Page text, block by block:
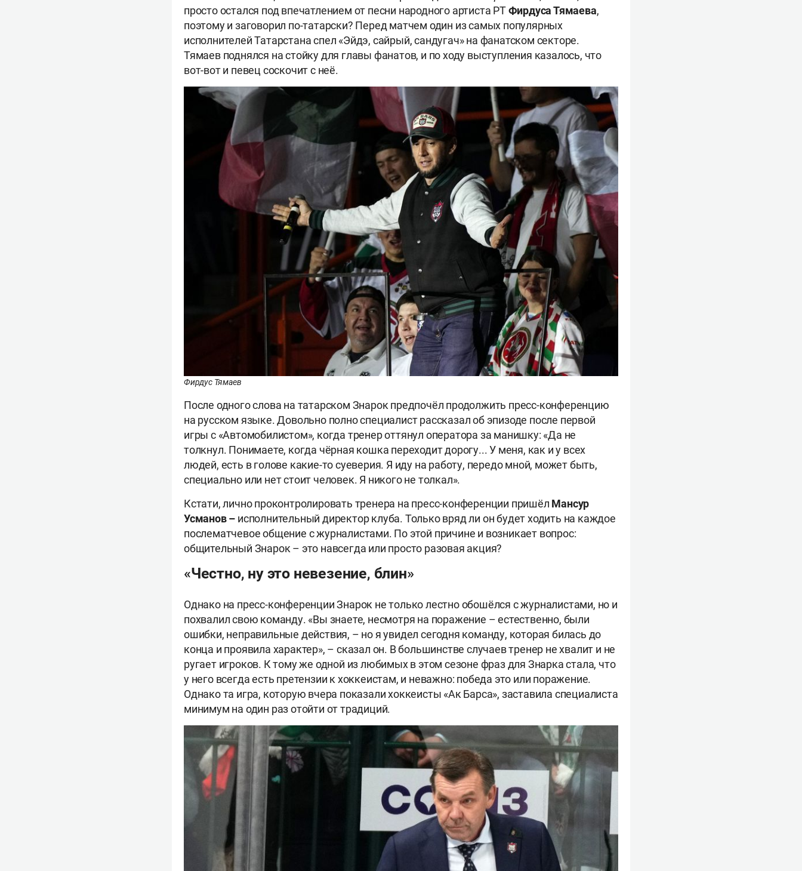
просто остался под впечатлением от песни народного артиста РТФирдуса Тямаева,
поэтому и заговорил по-татарски? Перед матчем один из самых популярных
исполнителей Татарстана спел «Эйдэ, сайрый, сандугач» на фанатском секторе.
Тямаев поднялся на стойку для главы фанатов, и по ходу выступления казалось, что
вот-вот и певец соскочит с неё.
Фирдус Тямаев
После одного слова на татарском Знарок предпочёл продолжить пресс-конференцию
на русском языке. Довольно полно специалист рассказал об эпизоде после первой
игры с «Автомобилистом», когда тренер оттянул оператора за манишку: «Да не
толкнул. Понимаете, когда чёрная кошка переходит дорогу... У меня, как и у всех
людей, есть в голове какие-то суеверия. Я иду на работу, передо мной, может быть,
специально или нет стоит человек. Я никого не толкал».
Кстати, лично проконтролировать тренера на пресс-конференции пришёл Мансур
Усманов – исполнительный директор клуба. Только вряд ли он будет ходить на каждое
послематчевое общение с журналистами. По этой причине и возникает вопрос:
общительный Знарок – это навсегда или просто разовая акция?
«Честно, ну это невезение, блин»
Однако на пресс-конференции Знарок не только лестно обошёлся с журналистами, но и
похвалил свою команду. «Вы знаете, несмотря на поражение – естественно, были
ошибки, неправильные действия, – но я увидел сегодня команду, которая билась до
конца и проявила характер», – сказал он. В большинстве случаев тренер не хвалит и не
ругает игроков. К тому же одной из любимых в этом сезоне фраз для Знарка стала, что
у него всегда есть претензии к хоккеистам, и неважно: победа это или поражение.
Однако та игра, которую вчера показали хоккеисты «Ак Барса», заставила специалиста
минимум на один раз отойти от традиций.